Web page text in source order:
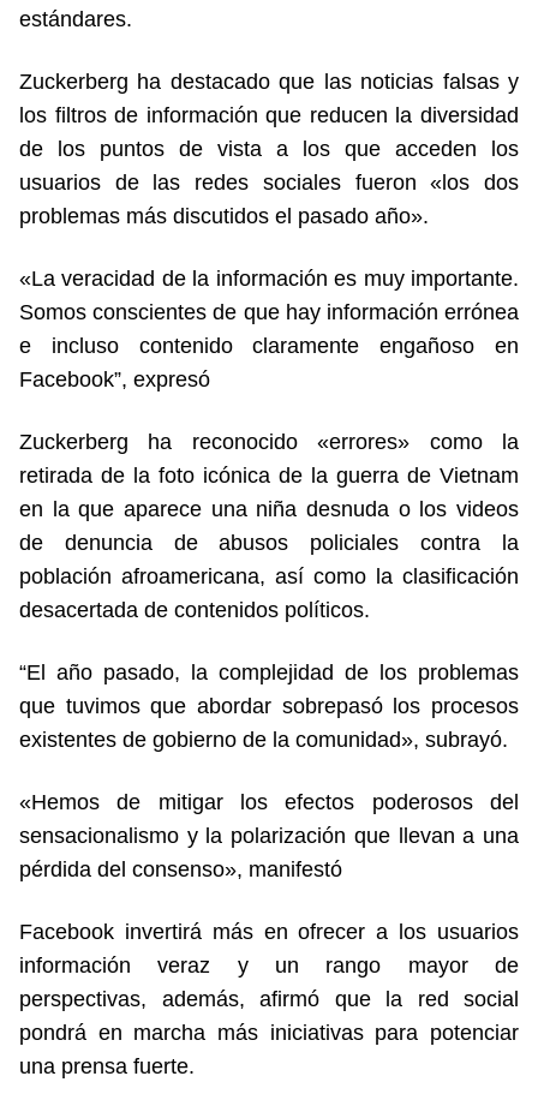
estándares.
Zuckerberg ha destacado que las noticias falsas y
los filtros de información que reducen la diversidad
de los puntos de vista a los que acceden los
usuarios de las redes sociales fueron «los dos
problemas más discutidos el pasado año».
«La veracidad de la información es muy importante.
Somos conscientes de que hay información errónea
e incluso contenido claramente engañoso en
Facebook”, expresó
Zuckerberg ha reconocido «errores» como la
retirada de la foto icónica de la guerra de Vietnam
en la que aparece una niña desnuda o los videos
de denuncia de abusos policiales contra la
población afroamericana, así como la clasificación
desacertada de contenidos políticos.
“El año pasado, la complejidad de los problemas
que tuvimos que abordar sobrepasó los procesos
existentes de gobierno de la comunidad», subrayó.
«Hemos de mitigar los efectos poderosos del
sensacionalismo y la polarización que llevan a una
pérdida del consenso», manifestó
Facebook invertirá más en ofrecer a los usuarios
información veraz y un rango mayor de
perspectivas, además, afirmó que la red social
pondrá en marcha más iniciativas para potenciar
una prensa fuerte.